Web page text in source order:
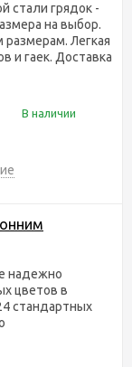
стали грядок -
на выбор.
Легкая
и гаек. Доставка
В наличии
надежно
цветов в
стандартных